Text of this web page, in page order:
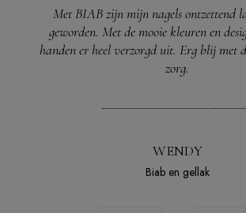
Met BIAB zijn mijn nagels ontzettend
geworden. Met de mooie kleuren en
handen er heel verzorgd uit. Erg blij met
zorg.
WENDY
Biab en gellak